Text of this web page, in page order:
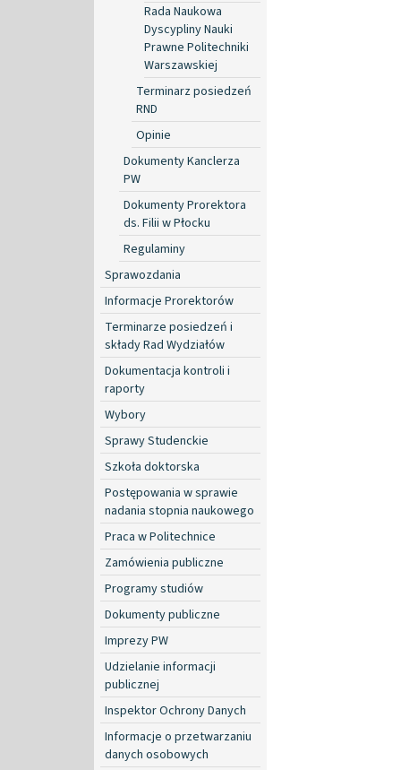
Rada Naukowa
Dyscypliny Nauki
Prawne Politechniki
Warszawskiej
Terminarz posiedzeń
RND
Opinie
Dokumenty Kanclerza
PW
Dokumenty Prorektora
ds. Filii w Płocku
Regulaminy
Sprawozdania
Informacje Prorektorów
Terminarze posiedzeń i
składy Rad Wydziałów
Dokumentacja kontroli i
raporty
Wybory
Sprawy Studenckie
Szkoła doktorska
Postępowania w sprawie
nadania stopnia naukowego
Praca w Politechnice
Zamówienia publiczne
Programy studiów
Dokumenty publiczne
Imprezy PW
Udzielanie informacji
publicznej
Inspektor Ochrony Danych
Informacje o przetwarzaniu
danych osobowych